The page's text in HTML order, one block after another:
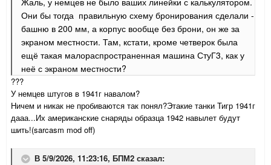
Они бы тогда правильную схему бронирования сделали -
башню в 200 мм, а корпус вообще без брони, он же за
экраном местности. Там, кстати, кроме четверок была
ещё такая малораспространенная машина СтуГ3, как у
неё с экраном местности?
???
У немцев штугов в 1941г навалом?
Ничем и никак не пробиваются так понял?Этакие танки Тигр 1941г
дааа...Их американские снаряды образца 1942 навылет будут
шить!(sarcasm mod off)
В 5/9/2026, 11:23:16, БПМ2 сказал: